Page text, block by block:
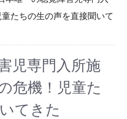
たちの生の声を直接聞いて
児専門入所施
危機！児童た
てきた